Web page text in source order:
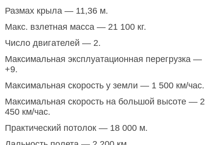
Размах крыла — 11,36 м.
Макс. взлетная масса — 21 100 кг.
Число двигателей — 2.
Максимальная эксплуатационная перегрузка —
+9.
Максимальная скорость у земли — 1 500 км/час.
Максимальная скорость на большой высоте — 2
450 км/час.
Практический потолок — 18 000 м.